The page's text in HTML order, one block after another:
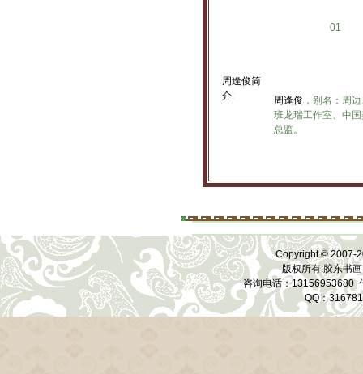
01
周逢俊简
介: 周逢俊 ，别名：周
班龙瑞工作室、中
总监。
Copyright © 2007-
版权所有:胶东书
咨询电话：13156953680
QQ：